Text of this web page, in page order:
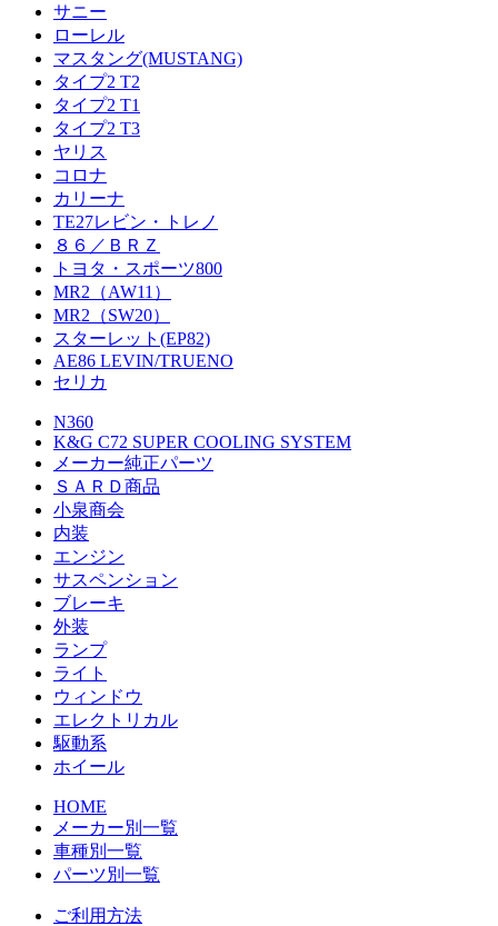
サニー
ローレル
マスタング(MUSTANG)
タイプ2 T2
タイプ2 T1
タイプ2 T3
ヤリス
コロナ
カリーナ
TE27レビン・トレノ
８６／ＢＲＺ
トヨタ・スポーツ800
MR2（AW11）
MR2（SW20）
スターレット(EP82)
AE86 LEVIN/TRUENO
セリカ
N360
K&G C72 SUPER COOLING SYSTEM
メーカー純正パーツ
ＳＡＲＤ商品
小泉商会
内装
エンジン
サスペンション
ブレーキ
外装
ランプ
ライト
ウィンドウ
エレクトリカル
駆動系
ホイール
HOME
メーカー別一覧
車種別一覧
パーツ別一覧
ご利用方法